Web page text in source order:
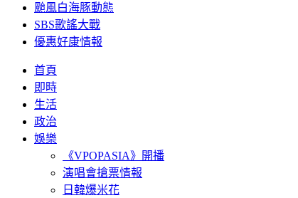
颱風白海豚動態
SBS歌謠大戰
優惠好康情報
首頁
即時
生活
政治
娛樂
《VPOPASIA》開播
演唱會搶票情報
日韓爆米花